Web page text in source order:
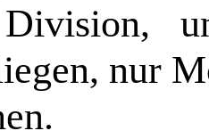
Division,
nur